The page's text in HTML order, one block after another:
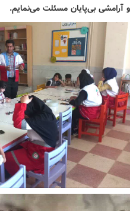
و آرامشی بی‌پایان مسئلت می‌نمایم.